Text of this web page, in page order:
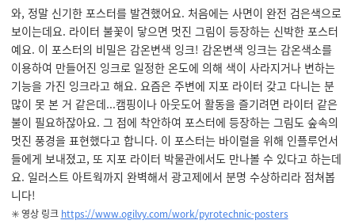
와, 정말 신기한 포스터를 발견했어요. 처음에는 사면이 완전 검은색으로
보이는데요. 라이터 불꽃이 닿으면 멋진 그림이 등장하는 신박한 포스터
예요. 이 포스터의 비밀은 감온변색 잉크! 감온변색 잉크는 감온색소를
이용하여 만들어진 잉크로 일정한 온도에 의해 색이 사라지거나 변하는
기능을 가진 잉크라고 해요. 요즘은 주변에 지포 라이터 갖고 다니는 분
많이 못 본 거 같은데...캠핑이나 아웃도어 활동을 즐기려면 라이터 같은
불이 필요하잖아요. 그 점에 착안하여 포스터에 등장하는 그림도 숲속의
멋진 풍경을 표현했다고 합니다. 이 포스터는 바이럴을 위해 인플루언서
들에게 보내졌고, 또 지포 라이터 박물관에서도 만나볼 수 있다고 하는데
요. 일러스트 아트웍까지 완벽해서 광고제에서 분명 수상하리라 점쳐봅
니다!
✳️ 영상 링크 https://www.ogilvy.com/work/pyrotechnic-posters